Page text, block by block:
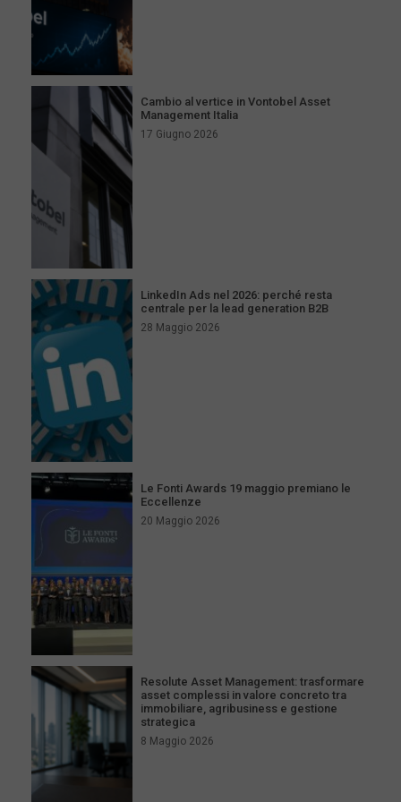
Cambio al vertice in Vontobel Asset
Management Italia
17 Giugno 2026
LinkedIn Ads nel 2026: perché resta
centrale per la lead generation B2B
28 Maggio 2026
Le Fonti Awards 19 maggio premiano le
Eccellenze
20 Maggio 2026
Resolute Asset Management: trasformare
asset complessi in valore concreto tra
immobiliare, agribusiness e gestione
strategica
8 Maggio 2026